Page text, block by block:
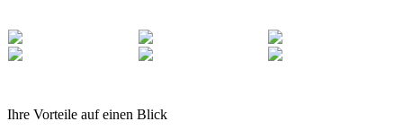
Ihre Vorteile auf einen Blick